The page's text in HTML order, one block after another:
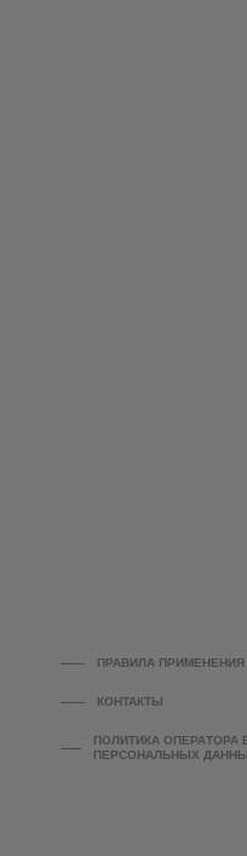
ПРАВИЛА
КОНТАКТЫ
ПОЛИТИКА ОПЕРАТОРА
ПЕРСОНАЛЬНЫХ